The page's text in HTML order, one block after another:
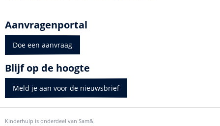
Aanvragenportal
Doe een aanvraag
Blijf op de hoogte
Meld je aan voor de nieuwsbrief
Kinderhulp is onderdeel van Sam&.